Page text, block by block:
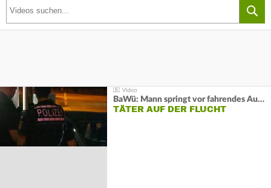
BaWü: Mann springt vor fahrendes Auto und schießt
TÄTER AUF DER FLUCHT